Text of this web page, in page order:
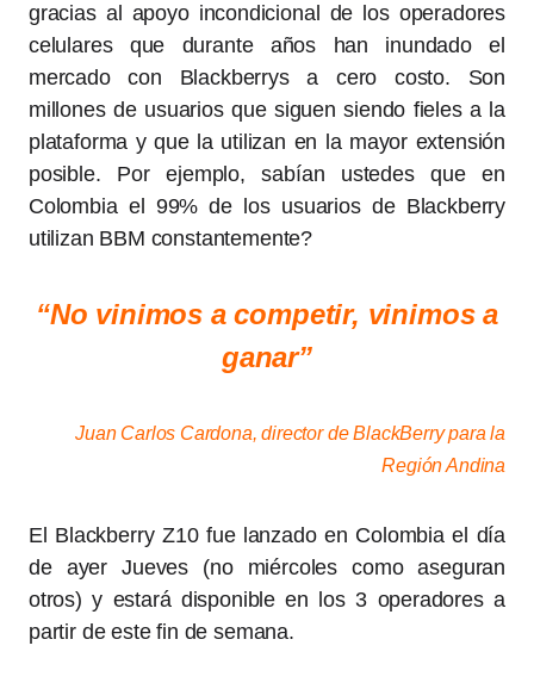
gracias al apoyo incondicional de los operadores
celulares que durante años han inundado el
mercado con Blackberrys a cero costo. Son
millones de usuarios que siguen siendo fieles a la
plataforma y que la utilizan en la mayor extensión
posible. Por ejemplo, sabían ustedes que en
Colombia el 99% de los usuarios de Blackberry
utilizan BBM constantemente?
“No vinimos a competir, vinimos a
ganar”
Juan Carlos Cardona, director de BlackBerry para la
Región Andina
El Blackberry Z10 fue lanzado en Colombia el día
de ayer Jueves (no miércoles como aseguran
otros) y estará disponible en los 3 operadores a
partir de este fin de semana.